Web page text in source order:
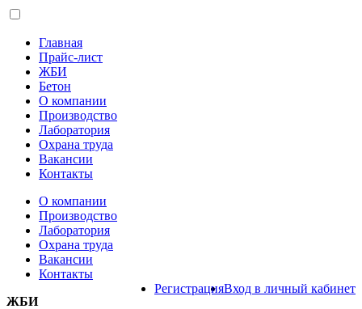
Главная
Прайс-лист
ЖБИ
Бетон
О компании
Производство
Лаборатория
Охрана труда
Вакансии
Контакты
О компании
Производство
Лаборатория
Охрана труда
Вакансии
Контакты
Вход в личный кабинет
Регистрация
ЖБИ